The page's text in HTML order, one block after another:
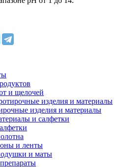
и щелочей
изделия и материалы
и салфетки
и ленты
и маты